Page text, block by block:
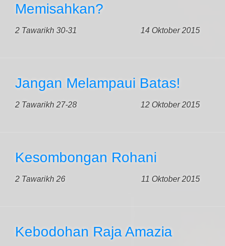
Memisahkan?
2 Tawarikh 30-31 14 Oktober 2015
Jangan Melampaui Batas!
2 Tawarikh 27-28 12 Oktober 2015
Kesombongan Rohani
2 Tawarikh 26 11 Oktober 2015
Kebodohan Raja Amazia